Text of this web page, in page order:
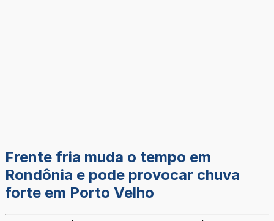
Frente fria muda o tempo em
Rondônia e pode provocar chuva
forte em Porto Velho